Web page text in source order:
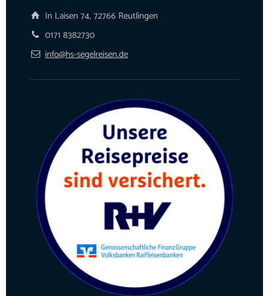
In Laisen 74, 72766 Reutlingen
0171 8382730
info@hs-segelreisen.de